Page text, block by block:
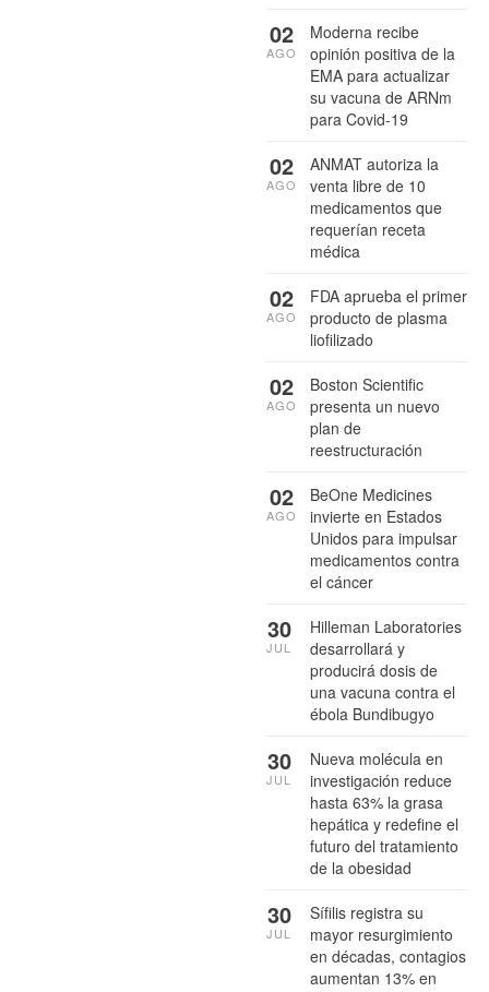
Moderna recibe
opinión positiva de la
EMA para actualizar
su vacuna de ARNm
para Covid-19
02
AGO
ANMAT autoriza la
venta libre de 10
medicamentos que
requerían receta
médica
02
AGO
FDA aprueba el primer
producto de plasma
liofilizado
02
AGO
Boston Scientific
presenta un nuevo
plan de
reestructuración
02
AGO
BeOne Medicines
invierte en Estados
Unidos para impulsar
medicamentos contra
el cáncer
02
AGO
Hilleman Laboratories
desarrollará y
producirá dosis de
una vacuna contra el
ébola Bundibugyo
30
JUL
Nueva molécula en
investigación reduce
hasta 63% la grasa
hepática y redefine el
futuro del tratamiento
de la obesidad
30
JUL
Sífilis registra su
mayor resurgimiento
en décadas, contagios
aumentan 13% en
30
JUL